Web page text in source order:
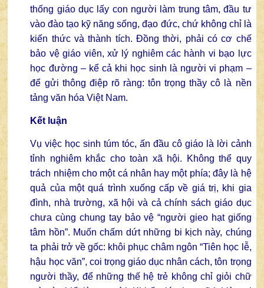
thống giáo dục lấy con người làm trung tâm, đầu tư
vào đào tạo kỹ năng sống, đạo đức, chứ không chỉ là
kiến thức và thành tích. Đồng thời, phải có cơ chế
bảo vệ giáo viên, xử lý nghiêm các hành vi bạo lực
học đường – kể cả khi học sinh là người vi phạm –
để gửi thông điệp rõ ràng: tôn trọng thầy cô là nền
tảng văn hóa Việt Nam.
Kết luận
Vụ việc học sinh túm tóc, ấn đầu cô giáo là lời cảnh
tỉnh nghiêm khắc cho toàn xã hội. Không thể quy
trách nhiệm cho một cá nhân hay một phía; đây là hệ
quả của một quá trình xuống cấp về giá trị, khi gia
đình, nhà trường, xã hội và cả chính sách giáo dục
chưa cùng chung tay bảo vệ “người gieo hạt giống
tâm hồn”. Muốn chấm dứt những bi kịch này, chúng
ta phải trở về gốc: khôi phục châm ngôn “Tiên học lễ,
hậu học văn”, coi trọng giáo dục nhân cách, tôn trọng
người thầy, để những thế hệ trẻ không chỉ giỏi chữ